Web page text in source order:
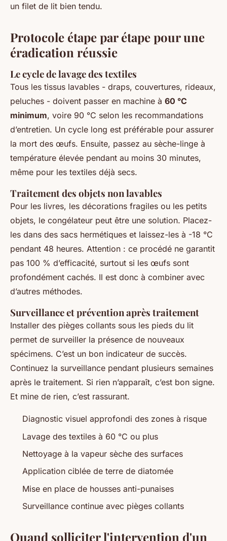
un filet de lit bien tendu.
Protocole étape par étape pour une
éradication réussie
Le cycle de lavage des textiles
Tous les tissus lavables - draps, couvertures, rideaux,
peluches - doivent passer en machine à 60 °C
minimum, voire 90 °C selon les recommandations
d’entretien. Un cycle long est préférable pour assurer
la mort des œufs. Ensuite, passez au sèche-linge à
température élevée pendant au moins 30 minutes,
même pour les textiles déjà secs.
Traitement des objets non lavables
Pour les livres, les décorations fragiles ou les petits
objets, le congélateur peut être une solution. Placez-
les dans des sacs hermétiques et laissez-les à -18 °C
pendant 48 heures. Attention : ce procédé ne garantit
pas 100 % d’efficacité, surtout si les œufs sont
profondément cachés. Il est donc à combiner avec
d’autres méthodes.
Surveillance et prévention après traitement
Installer des pièges collants sous les pieds du lit
permet de surveiller la présence de nouveaux
spécimens. C’est un bon indicateur de succès.
Continuez la surveillance pendant plusieurs semaines
après le traitement. Si rien n’apparaît, c’est bon signe.
Et mine de rien, c’est rassurant.
Diagnostic visuel approfondi des zones à risque
Lavage des textiles à 60 °C ou plus
Nettoyage à la vapeur sèche des surfaces
Application ciblée de terre de diatomée
Mise en place de housses anti-punaises
Surveillance continue avec pièges collants
Quand solliciter l'intervention d'un